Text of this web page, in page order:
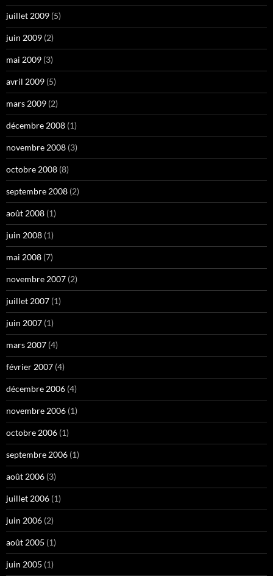
juillet 2009 (5)
juin 2009 (2)
mai 2009 (3)
avril 2009 (5)
mars 2009 (2)
décembre 2008 (1)
novembre 2008 (3)
octobre 2008 (8)
septembre 2008 (2)
août 2008 (1)
juin 2008 (1)
mai 2008 (7)
novembre 2007 (2)
juillet 2007 (1)
juin 2007 (1)
mars 2007 (4)
février 2007 (4)
décembre 2006 (4)
novembre 2006 (1)
octobre 2006 (1)
septembre 2006 (1)
août 2006 (3)
juillet 2006 (1)
juin 2006 (2)
août 2005 (1)
juin 2005 (1)